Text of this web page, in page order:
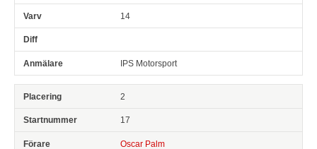
14
IPS Motorsport
2
17
Oscar Palm